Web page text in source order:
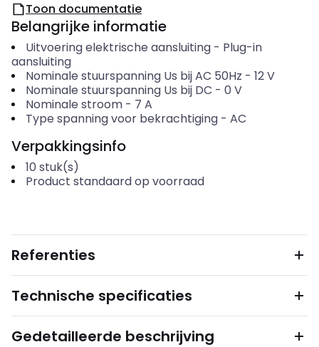
Toon documentatie
Belangrijke informatie
Uitvoering elektrische aansluiting- Plug-in
aansluiting
Nominale stuurspanning Us bij AC 50Hz - 12V
Nominale stuurspanning Us bij DC - 0 V
Nominale stroom- 7 A
Type spanning voor bekrachtiging- AC
Verpakkingsinfo
10 stuk(s)
Product standaard op voorraad
Referenties
Technische specificaties
Gedetailleerde beschrijving